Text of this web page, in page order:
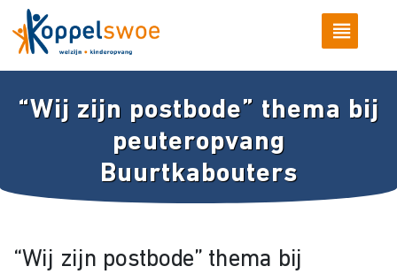
“Wij zijn postbode” thema bij
peuteropvang
Buurtkabouters
“Wij zijn postbode” thema bij